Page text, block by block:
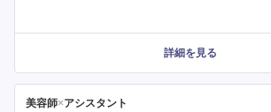
詳細を見る
美容師×アシスタント